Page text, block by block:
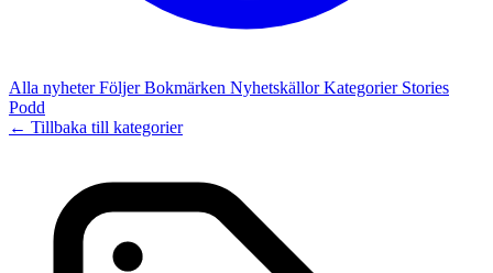
Alla nyheterFöljerBokmärken NyhetskällorKategorier Stories
Podd
← Tillbaka till kategorier